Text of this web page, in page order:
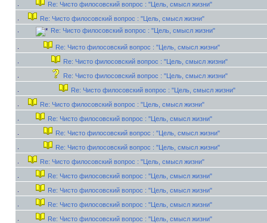
Re: Чисто филосовский вопрос : "Цель, смысл жизни"
Re: Чисто филосовский вопрос : "Цель, смысл жизни"
Re: Чисто филосовский вопрос : "Цель, смысл жизни"
Re: Чисто филосовский вопрос : "Цель, смысл жизни"
Re: Чисто филосовский вопрос : "Цель, смысл жизни"
Re: Чисто филосовский вопрос : "Цель, смысл жизни"
Re: Чисто филосовский вопрос : "Цель, смысл жизни"
Re: Чисто филосовский вопрос : "Цель, смысл жизни"
Re: Чисто филосовский вопрос : "Цель, смысл жизни"
Re: Чисто филосовский вопрос : "Цель, смысл жизни"
Re: Чисто филосовский вопрос : "Цель, смысл жизни"
Re: Чисто филосовский вопрос : "Цель, смысл жизни"
Re: Чисто филосовский вопрос : "Цель, смысл жизни"
Re: Чисто филосовский вопрос : "Цель, смысл жизни"
Re: Чисто филосовский вопрос : "Цель, смысл жизни"
Re: Чисто филосовский вопрос : "Цель, смысл жизни"